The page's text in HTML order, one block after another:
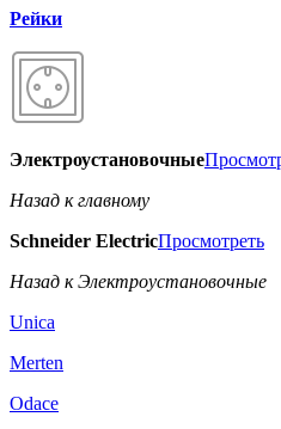
Рейки
Электроустановочные
Назад к главному
Schneider ElectricПросмотреть
Назад к Электроустановочные
Unica
Merten
Odace